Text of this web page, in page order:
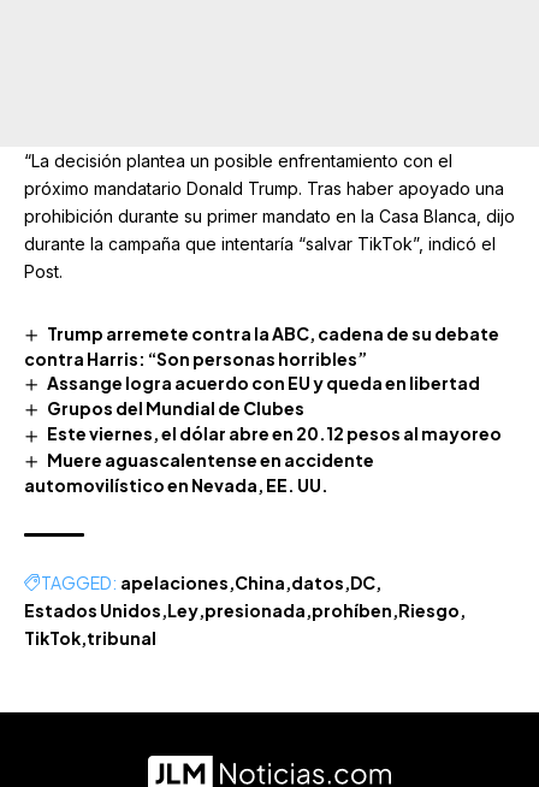
“La decisión plantea un posible enfrentamiento con el
próximo mandatario Donald Trump. Tras haber apoyado una
prohibición durante su primer mandato en la Casa Blanca, dijo
durante la campaña que intentaría “salvar TikTok”, indicó el
Post.
Trump arremete contra la ABC, cadena de su debate
contra Harris: “Son personas horribles”
Assange logra acuerdo con EU y queda en libertad
Grupos del Mundial de Clubes
Este viernes, el dólar abre en 20.12 pesos al mayoreo
Muere aguascalentense en accidente
automovilístico en Nevada, EE. UU.
TAGGED: apelaciones China datos DC
Estados Unidos Ley presionada prohíben Riesgo
TikTok tribunal